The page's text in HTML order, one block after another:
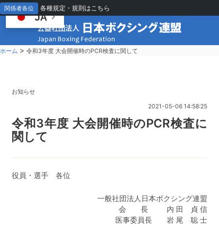
関係者各位 各種規定・規則はこちら
ホーム > 令和3年度 大会開催時のPCR検査に関して
お知らせ
2021-05-06 14:58:25
令和3年度 大会開催時のPCR検査に
関して
役員・選手 各位
一般社団法人日本ボクシング連盟
会 長 内 田 貞 信
医事委員長 岩 尾 聡 士
JA